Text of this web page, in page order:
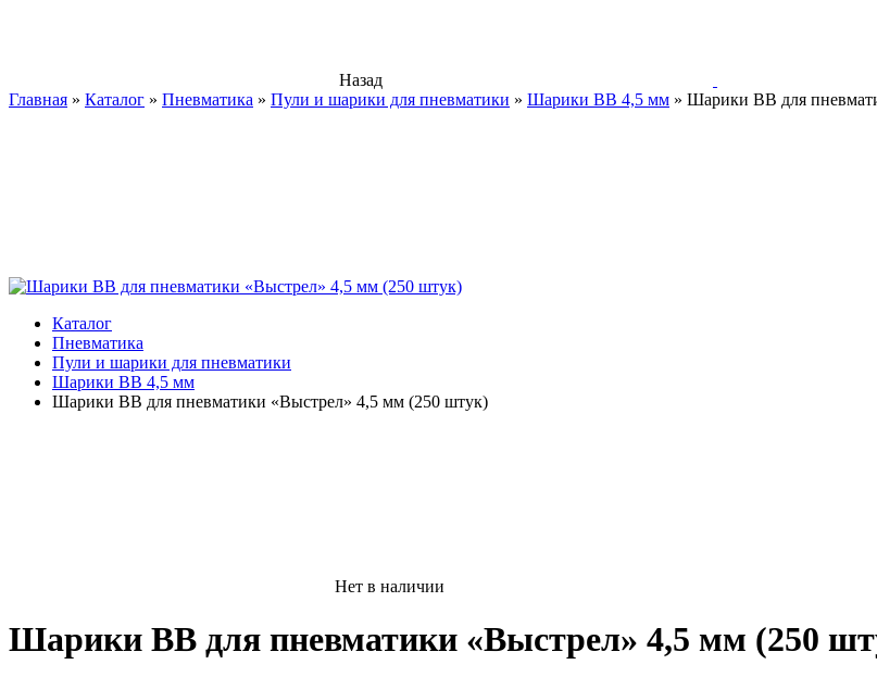
Назад
Главная » Каталог » Пневматика » Пули и шарики для пневматики » Шарики BB 4,5 мм » Шарики BB для
Каталог
Пневматика
Пули и шарики для пневматики
Шарики BB 4,5 мм
Шарики BB для пневматики «Выстрел» 4,5 мм (250 штук)
Нет в наличии
Шарики BB для пневматики «Выстрел» 4,5 мм (250